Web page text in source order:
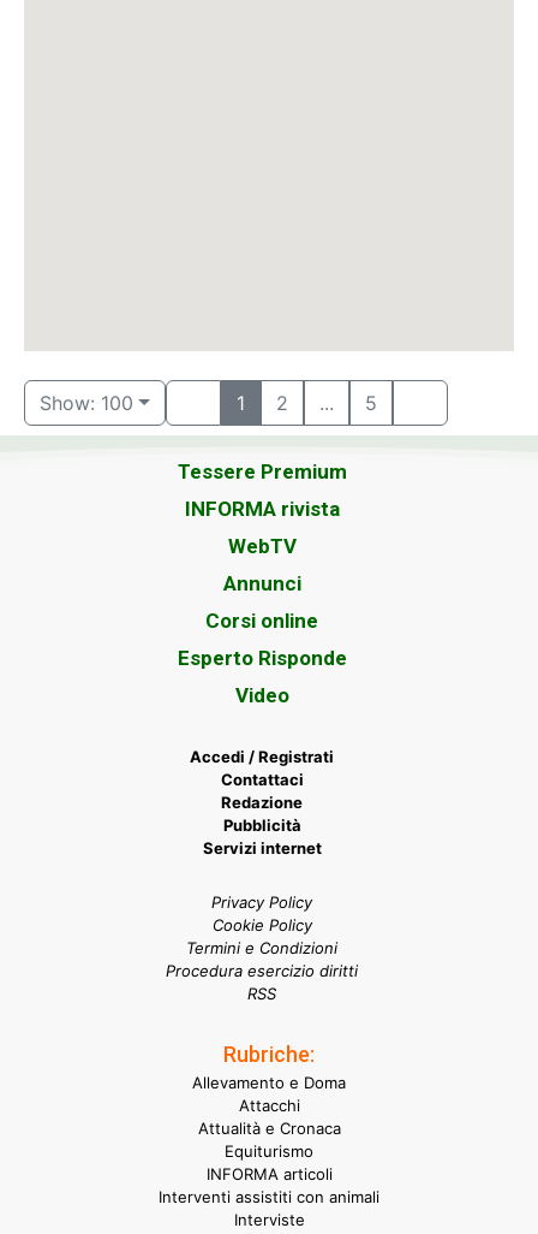
Show: 100 1 2 ... 5
Tessere Premium
INFORMA rivista
WebTV
Annunci
Corsi online
Esperto Risponde
Video
Accedi / Registrati
Contattaci
Redazione
Pubblicità
Servizi internet
Privacy Policy
Cookie Policy
Termini e Condizioni
Procedura esercizio diritti
RSS
Rubriche:
Allevamento e Doma
Attacchi
Attualità e Cronaca
Equiturismo
INFORMA articoli
Interventi assistiti con animali
Interviste